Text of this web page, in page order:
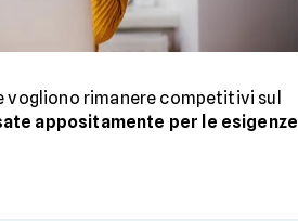
rimanere competitivi sul
appositamente per le esigenze